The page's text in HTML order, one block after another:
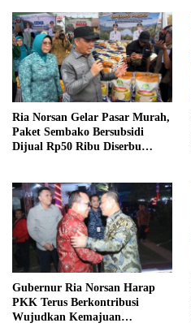
Ria Norsan Gelar Pasar Murah,
Paket Sembako Bersubsidi
Dijual Rp50 Ribu Diserbu
Gubernur Ria Norsan Harap
PKK Terus Berkontribusi
Wujudkan Kemajuan